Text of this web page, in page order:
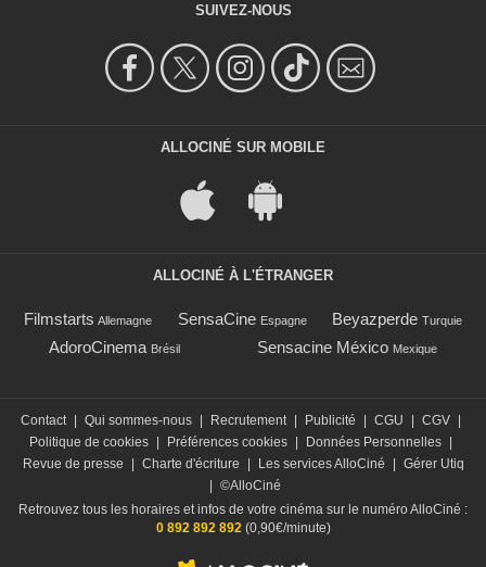
SUIVEZ-NOUS
ALLOCINÉ SUR MOBILE
ALLOCINÉ À L'ÉTRANGER
Filmstarts Allemagne SensaCine Espagne Beyazperde Turquie
AdoroCinema Brésil Sensacine México Mexique
Contact | Qui sommes-nous | Recrutement | Publicité | CGU | CGV |
Politique de cookies | Préférences cookies | Données Personnelles |
Revue de presse
| Charte d'écriture | Les services AlloCiné | Gérer Utiq
| ©AlloCiné
Retrouvez tous les horaires et infos de votre cinéma sur le numéro AlloCiné :
0 892 892 892 (0,90€/minute)